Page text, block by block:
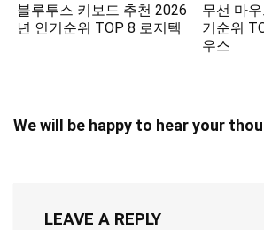
블루투스 키보드 추천 2026
년 인기순위 TOP 8 로지텍
무선 마
기순위
우스
We will be happy to hear your
LEAVE A REPLY